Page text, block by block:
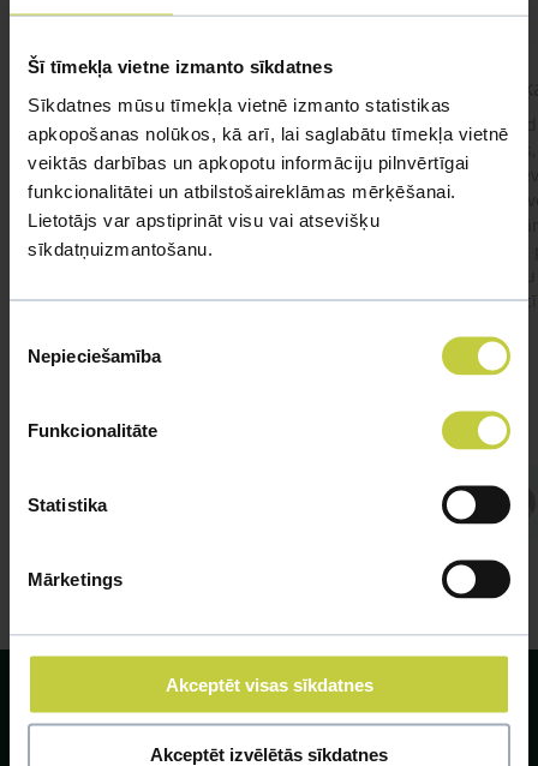
Šī tīmekļa vietne izmanto sīkdatnes
Sīkdatnes mūsu tīmekļa vietnē izmanto statistikas
apkopošanas nolūkos, kā arī, lai saglabātu tīmekļa vietnē
veiktās darbības un apkopotu informāciju pilnvērtīgai
funkcionalitātei un atbilstošaireklāmas mērķēšanai.
Lietotājs var apstiprināt visu vai atsevišķu
sīkdatņuizmantošanu.
izvēle
Nepieciešamība
Funkcionalitāte
Statistika
Mārketings
Akceptēt visas sīkdatnes
Akceptēt izvēlētās sīkdatnes
kaķis apēdis plēvi
Ja kaķim gadījies apēst plastiku ,ko ieklāj zem
garnelēm kārbiņās apakšā.Kādas sekas varētu
būt?Kā kaķis varētu reağēt...Ko darīt?
#kakis #apedis
Atbild Veterinārārsts,